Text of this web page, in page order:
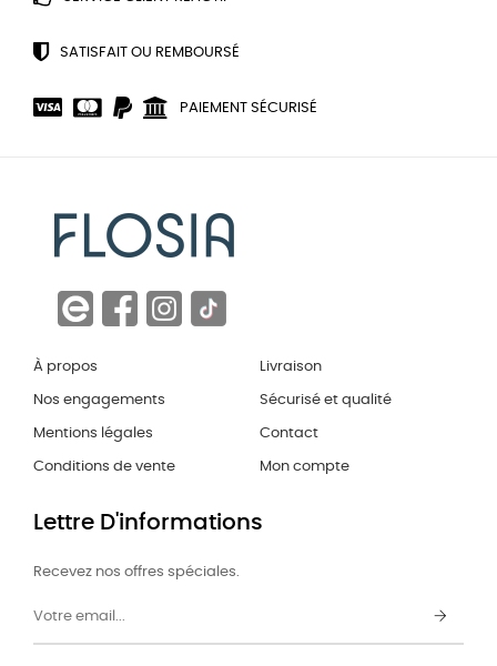
SATISFAIT OU REMBOURSÉ
PAIEMENT SÉCURISÉ
À propos
Nos engagements
Mentions légales
Conditions de vente
Livraison
Sécurisé et qualité
Contact
Mon compte
Lettre D'informations
Recevez nos offres spéciales.